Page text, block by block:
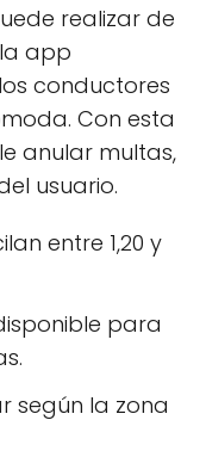
realizar de
app
conductores
Con esta
anular multas,
usuario.
entre 1,20 y
para
según la zona